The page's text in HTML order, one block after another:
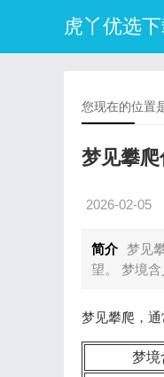
虎丫优选
您现在的位置
梦见攀
2026-02-05
简介 梦见
望。 梦境
梦见攀爬，
梦境